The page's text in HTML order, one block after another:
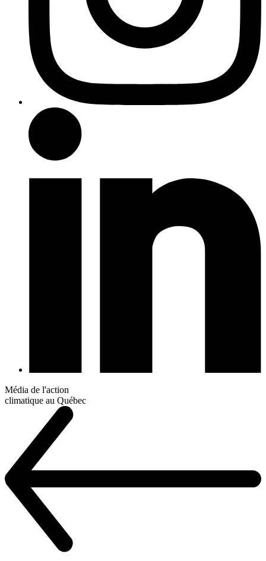
Média de l'action
climatique au Québec